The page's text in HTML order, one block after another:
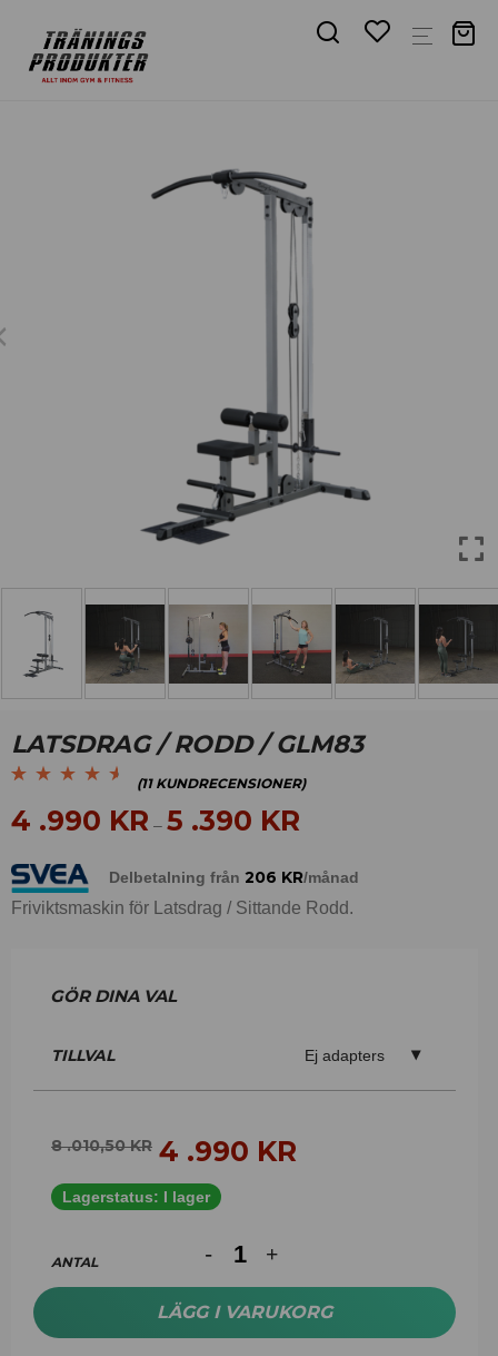
LATSDRAG / RODD / GLM83
av 5 baserat på
kundrecensioner
(11KUNDRECENSIONER)
4 .990 KR – 5 .390 KR
Delbetalning från 206 KR/månad
Friviktsmaskin för Latsdrag / Sittande Rodd.
TILLVAL Ej adapters
8 .010,50KR 4 .990 KR
Lagerstatus: I lager
ANTAL
LÄGG I VARUKORG